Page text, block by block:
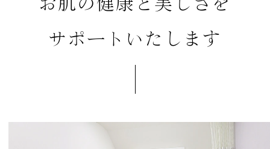
サポートいたします